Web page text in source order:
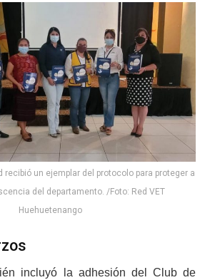
recibió un ejemplar del protocolo para proteger a
del departamento. /Foto: Red VET
Huehuetenango
incluyó la adhesión del Club de